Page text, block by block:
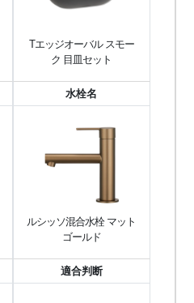
Tエッジオーバル スモー
ク 目皿セット
水栓名
ルシッソ混合水栓 マット
ゴールド
適合判断